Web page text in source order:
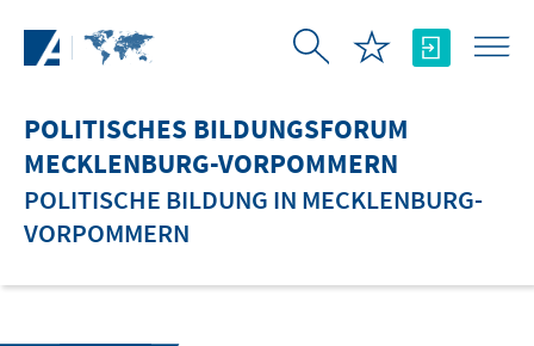
POLITISCHES BILDUNGSFORUM
MECKLENBURG-VORPOMMERN
POLITISCHE BILDUNG IN MECKLENBURG-
VORPOMMERN